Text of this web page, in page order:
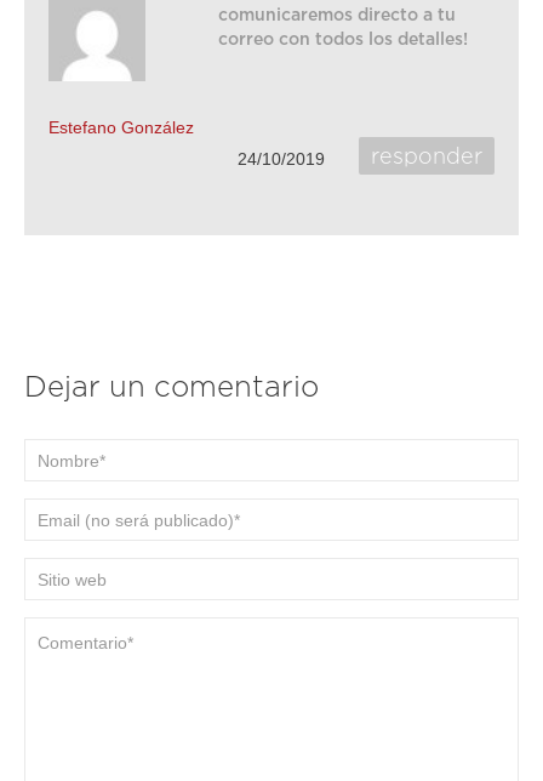
Estefano González
comunicaremos directo a tu
correo con todos los detalles!
responder
24/10/2019
Dejar un comentario